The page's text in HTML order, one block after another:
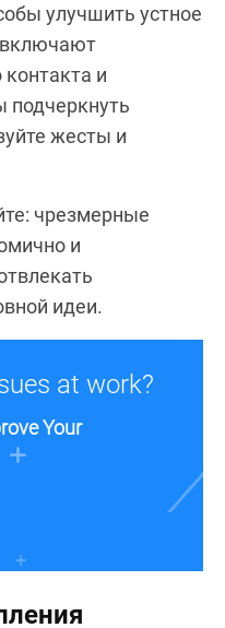
улучшить устное
включают
и
подчеркнуть
жесты и
чрезмерные
и
идеи.
at work?
Your